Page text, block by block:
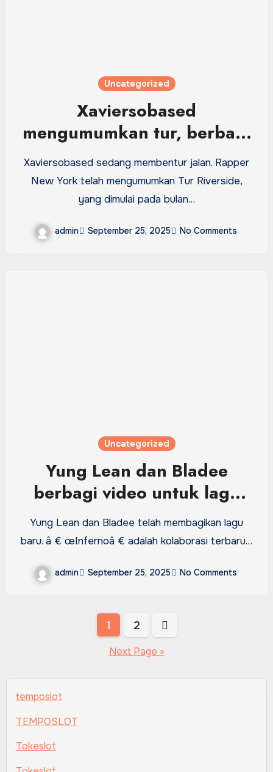
Uncategorized
Xaviersobased
mengumumkan tur, berbagi
video “North It” yang baru:
Tonton
Xaviersobased sedang membentur jalan. Rapper
New York telah mengumumkan Tur Riverside,
yang dimulai pada bulan…
admin September 25, 2025 No Comments
Uncategorized
Yung Lean dan Bladee
berbagi video untuk lagu
baru â € œInfernoâ €:
tonton
Yung Lean dan Bladee telah membagikan lagu
baru. â € œInfernoâ € adalah kolaborasi terbaru…
admin September 25, 2025 No Comments
1 2
Next Page »
temposlot
TEMPOSLOT
Tokeslot